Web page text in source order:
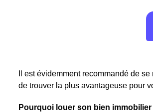
Il est évidemment recommandé de
de trouver la plus avantageuse pour
Pourquoi louer son bien